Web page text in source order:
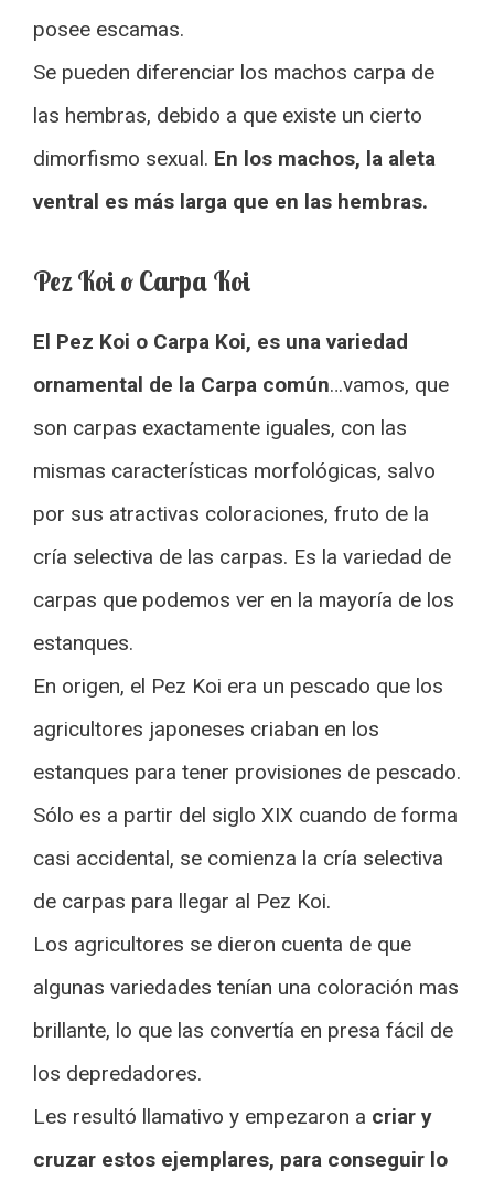
posee escamas.
Se pueden diferenciar los machos carpa de
las hembras, debido a que existe un cierto
dimorfismo sexual. En los machos, la aleta
ventral es más larga que en las hembras.
Pez Koi o Carpa Koi
El Pez Koi o Carpa Koi, es una variedad
ornamental de la Carpa común…vamos, que
son carpas exactamente iguales, con las
mismas características morfológicas, salvo
por sus atractivas coloraciones, fruto de la
cría selectiva de las carpas. Es la variedad de
carpas que podemos ver en la mayoría de los
estanques.
En origen, el Pez Koi era un pescado que los
agricultores japoneses criaban en los
estanques para tener provisiones de pescado.
Sólo es a partir del siglo XIX cuando de forma
casi accidental, se comienza la cría selectiva
de carpas para llegar al Pez Koi.
Los agricultores se dieron cuenta de que
algunas variedades tenían una coloración mas
brillante, lo que las convertía en presa fácil de
los depredadores.
Les resultó llamativo y empezaron a criar y
cruzar estos ejemplares, para conseguir lo